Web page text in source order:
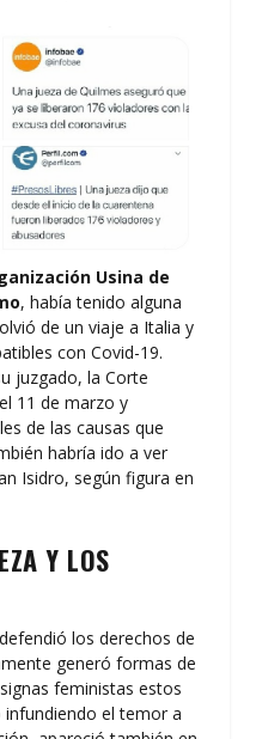
Usina de
, había tenido alguna
de un viaje a Italia y
con Covid-19.
juzgado, la Corte
11 de marzo y
de las causas que
habría ido a ver
Isidro, según figura en
Y LOS
los derechos de
generó formas de
feministas estos
infundiendo el temor a